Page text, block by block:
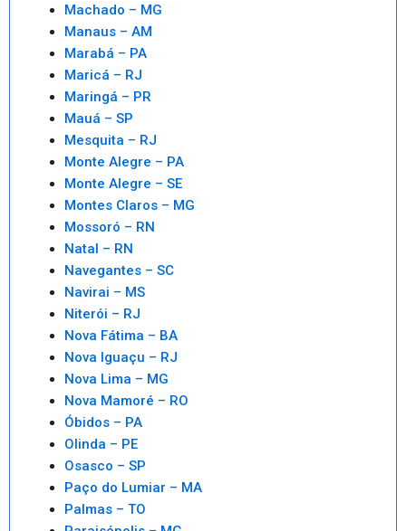
Machado – MG
Manaus – AM
Marabá – PA
Maricá – RJ
Maringá – PR
Mauá – SP
Mesquita – RJ
Monte Alegre – PA
Monte Alegre – SE
Montes Claros – MG
Mossoró – RN
Natal – RN
Navegantes – SC
Navirai – MS
Niterói – RJ
Nova Fátima – BA
Nova Iguaçu – RJ
Nova Lima – MG
Nova Mamoré – RO
Óbidos – PA
Olinda – PE
Osasco – SP
Paço do Lumiar – MA
Palmas – TO